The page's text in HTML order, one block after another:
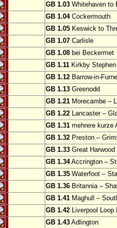
GB 1.03 Whitehaven to
GB 1.04Cockermouth
GB 1.05 Keswick to
GB 1.07 Carlisle
GB 1.08 bei Beckermet
GB 1.11 Kirkby Stephen
GB 1.12 Barrow-in-
GB 1.13 Greenodd
GB 1.21 Morecambe –
GB 1.22 Lancaster –
GB 1.31 mehrere kurze
GB 1.32 Preston –
GB 1.33 Great
GB 1.34Accrington –
GB 1.35 Waterfoot –
GB 1.36 Britannia –
GB 1.41 Maghull –
GB 1.42 Liverpool Loop
GB 1.43 Adlington